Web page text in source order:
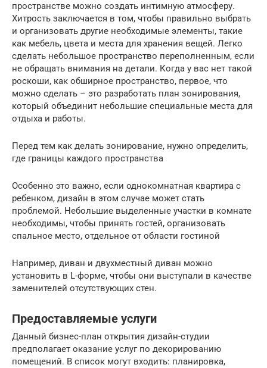
пространстве можно создать интимную атмосферу.
Хитрость заключается в том, чтобы правильно выбрать
и организовать другие необходимые элементы, такие
как мебель, цвета и места для хранения вещей. Легко
сделать небольшое пространство переполненным, если
не обращать внимания на детали. Когда у вас нет такой
роскоши, как обширное пространство, первое, что
можно сделать – это разработать план зонирования,
который объединит небольшие специальные места для
отдыха и работы.
Перед тем как делать зонирование, нужно определить,
где границы каждого пространства
Особенно это важно, если однокомнатная квартира с
ребенком, дизайн в этом случае может стать
проблемой. Небольшие выделенные участки в комнате
необходимы, чтобы принять гостей, организовать
спальное место, отдельное от области гостиной
Например, диван и двухместный диван можно
установить в L-форме, чтобы они выступали в качестве
заменителей отсутствующих стен.
Предоставляемые услуги
Данный бизнес-план открытия дизайн-студии
предполагает оказание услуг по декорированию
помещений. В список могут входить: планировка,